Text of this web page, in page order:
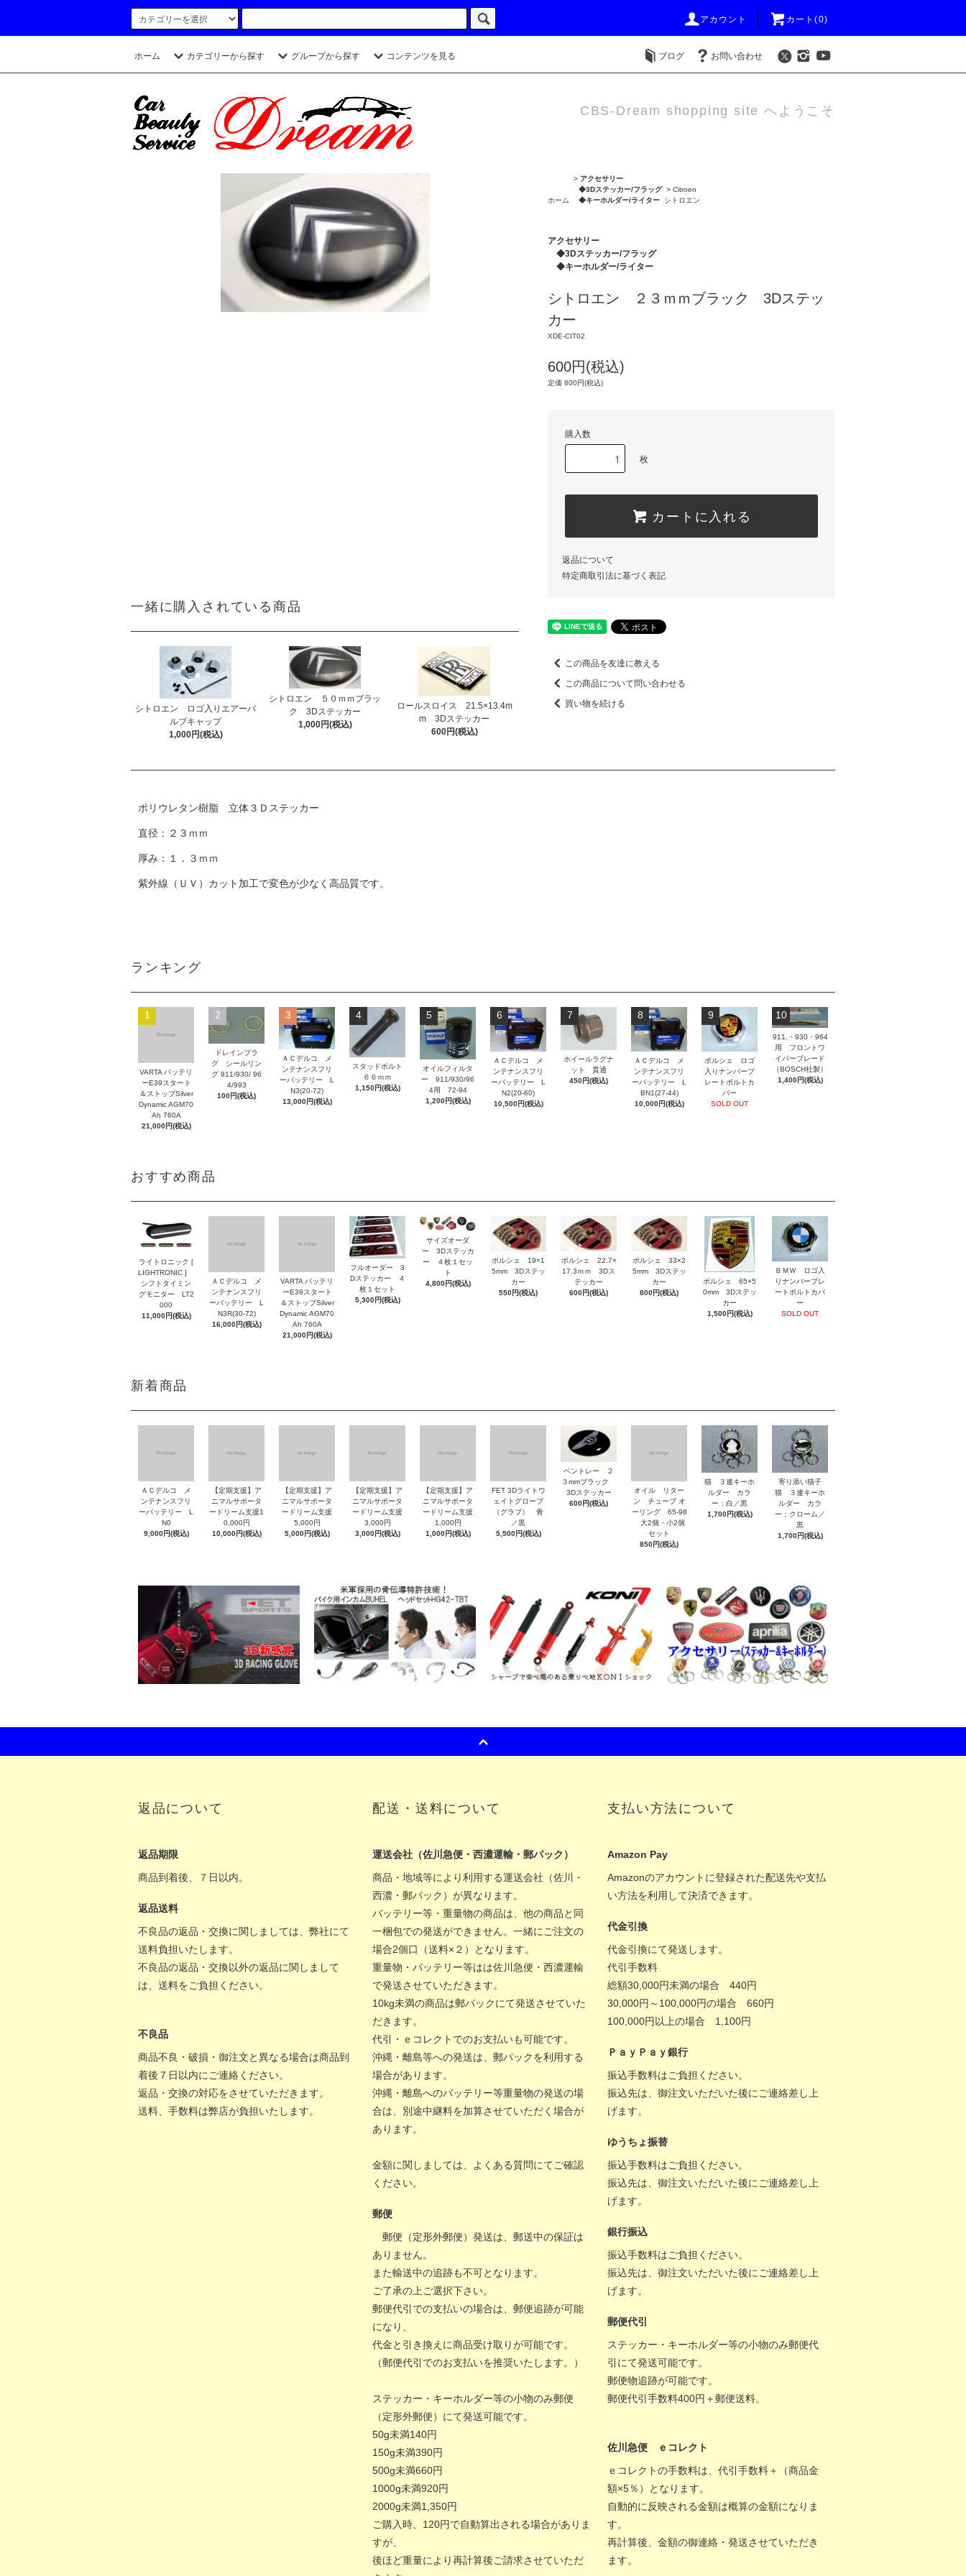
アカウント カート(0)
ホーム カテゴリーから探す グループから探す コンテンツを見る ブログ お問い合わせ
CBS-Dream shopping site へようこそ
一緒に購入されている商品
シトロエン ロゴ入りエアーバ
ルブキャップ
1,000円(税込)
シトロエン ５０ｍｍブラッ
ク 3Dステッカー
1,000円(税込)
ロールスロイス 21.5×13.4m
m 3Dステッカー
600円(税込)
ホーム
> アクセサリー
◆3Dステッカー/フラッグ
◆キーホルダー/ライター
> Citroen
シトロエン
アクセサリー
◆3Dステッカー/フラッグ
◆キーホルダー/ライター
シトロエン ２３ｍｍブラック 3Dステッ
カー
XDE-CIT02
600円(税込)
定価 800円(税込)
購入数
枚
カートに入れる
返品について
特定商取引法に基づく表記
この商品を友達に教える
この商品について問い合わせる
買い物を続ける
ポリウレタン樹脂 立体３Ｄステッカー
直径：２３ｍｍ
厚み：１．３ｍｍ
紫外線（ＵＶ）カット加工で変色が少なく高品質です。
ランキング
1
VARTA バッテリ
ーE39スタート
＆ストップSilver
Dynamic AGM70
Ah 760A
21,000円(税込)
2
ドレインプラ
グ シールリン
グ 911/930/ 96
4/993
100円(税込)
3
ＡＣデルコ メ
ンテナンスフリ
ーバッテリー L
N3(20-72)
13,000円(税込)
4
スタッドボルト
６６ｍｍ
1,150円(税込)
5
オイルフィルタ
ー 911/930/96
4用 72-94
1,200円(税込)
6
ＡＣデルコ メ
ンテナンスフリ
ーバッテリー L
N2(20-60)
10,500円(税込)
7
ホイールラグナ
ット 貫通
450円(税込)
8
ＡＣデルコ メ
ンテナンスフリ
ーバッテリー L
BN1(27-44)
10,000円(税込)
9
ポルシェ ロゴ
入りナンバープ
レートボルトカ
バー
SOLD OUT
10
911.・930・964
用 フロントワ
イパーブレード
（BOSCH社製）
1,400円(税込)
おすすめ商品
ライトロニック [
LIGHTRONIC ]
シフトタイミン
グモニター LT2
000
11,000円(税込)
ＡＣデルコ メ
ンテナンスフリ
ーバッテリー L
N3R(30-72)
16,000円(税込)
VARTA バッテリ
ーE39スタート
＆ストップSilver
Dynamic AGM70
Ah 760A
21,000円(税込)
フルオーダー 3
Dステッカー ４
枚１セット
5,300円(税込)
サイズオーダ
ー 3Dステッカ
ー ４枚１セッ
ト
4,800円(税込)
ポルシェ 19×1
5mm 3Dステッ
カー
550円(税込)
ポルシェ 22.7×
17.3ｍｍ 3Dス
テッカー
600円(税込)
ポルシェ 33×2
5mm 3Dステッ
カー
800円(税込)
ポルシェ 65×5
0mm 3Dステッ
カー
1,500円(税込)
ＢＭＷ ロゴ入
りナンバープレ
ートボルトカバ
ー
SOLD OUT
新着商品
ＡＣデルコ メ
ンテナンスフリ
ーバッテリー L
N0
9,000円(税込)
【定期支援】ア
ニマルサポータ
ードリーム支援1
0,000円
10,000円(税込)
【定期支援】ア
ニマルサポータ
ードリーム支援
5,000円
5,000円(税込)
【定期支援】ア
ニマルサポータ
ードリーム支援
3,000円
3,000円(税込)
【定期支援】ア
ニマルサポータ
ードリーム支援
1,000円
1,000円(税込)
FET 3Dライトウ
ェイトグローブ
（グラブ） 青
／黒
5,500円(税込)
ベントレー ２
３mmブラック
3Dステッカー
600円(税込)
オイル リター
ン チューブ オ
ーリング 65-98
大2個・小2個
セット
850円(税込)
猫 ３連キーホ
ルダー カラ
ー：白／黒
1,700円(税込)
寄り添い猫子
猫 ３連キーホ
ルダー カラ
ー：クローム／
黒
1,700円(税込)
返品について
返品期限
商品到着後、７日以内。
返品送料
不良品の返品・交換に関しましては、弊社にて
送料負担いたします。
不良品の返品・交換以外の返品に関しまして
は、送料をご負担ください。
不良品
商品不良・破損・御注文と異なる場合は商品到
着後７日以内にご連絡ください。
返品・交換の対応をさせていただきます。
送料、手数料は弊店が負担いたします。
配送・送料について
運送会社（佐川急便・西濃運輸・郵パック）
商品・地域等により利用する運送会社（佐川・
西濃・郵パック）が異なります。
バッテリー等・重量物の商品は、他の商品と同
一梱包での発送ができません。一緒にご注文の
場合2個口（送料×２）となります。
重量物・バッテリー等はは佐川急便・西濃運輸
で発送させていただきます。
10kg未満の商品は郵パックにて発送させていた
だきます。
代引・ｅコレクトでのお支払いも可能です。
沖縄・離島等への発送は、郵パックを利用する
場合があります。
沖縄・離島へのバッテリー等重量物の発送の場
合は、別途中継料を加算させていただく場合が
あります。
金額に関しましては、 よくある質問にてご確認
ください。
郵便
郵便（定形外郵便）発送は、郵送中の保証は
ありません。
また輸送中の追跡も不可となります。
ご了承の上ご選択下さい。
郵便代引での支払いの場合は、郵便追跡が可能
になり、
代金と引き換えに商品受け取りが可能です。
（郵便代引でのお支払いを推奨いたします。）
ステッカー・キーホルダー等の小物のみ郵便
（定形外郵便）にて発送可能です。
50g未満140円
150g未満390円
500g未満660円
1000g未満920円
2000g未満1,350円
ご購入時、120円で自動算出される場合がありま
すが、
後ほど重量により再計算後ご請求させていただ
支払い方法について
Amazon Pay
Amazonのアカウントに登録された配送先や支払
い方法を利用して決済できます。
代金引換
代金引換にて発送します。
代引手数料
総額30,000円未満の場合 440円
30,000円～100,000円の場合 660円
100,000円以上の場合 1,100円
ＰａｙＰａｙ銀行
振込手数料はご負担ください。
振込先は、御注文いただいた後にご連絡差し上
げます。
ゆうちょ振替
振込手数料はご負担ください。
振込先は、御注文いただいた後にご連絡差し上
げます。
銀行振込
振込手数料はご負担ください。
振込先は、御注文いただいた後にご連絡差し上
げます。
郵便代引
ステッカー・キーホルダー等の小物のみ郵便代
引にて発送可能です。
郵便物追跡が可能です。
郵便代引手数料400円＋郵便送料。
佐川急便 ｅコレクト
ｅコレクトの手数料は、代引手数料＋（商品金
額×5％）となります。
自動的に反映される金額は概算の金額になりま
す。
再計算後、金額の御連絡・発送させていただき
ます。